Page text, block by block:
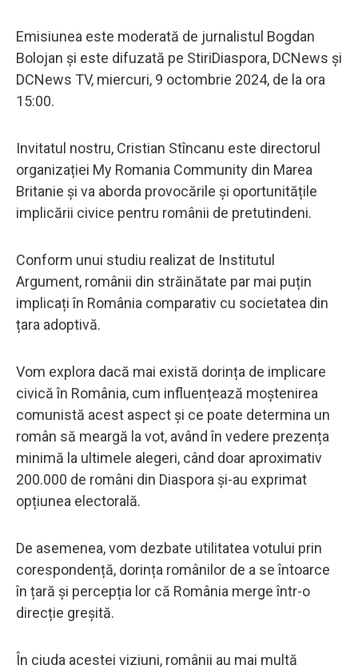
Emisiunea este moderată de jurnalistul Bogdan
Bolojan și este difuzată pe StiriDiaspora, DCNews și
DCNews TV, miercuri, 9 octombrie 2024, de la ora
15:00.
Invitatul nostru, Cristian Stîncanu este directorul
organizației My Romania Community din Marea
Britanie și va aborda provocările și oportunitățile
implicării civice pentru românii de pretutindeni.
Conform unui studiu realizat de Institutul
Argument, românii din străinătate par mai puțin
implicați în România comparativ cu societatea din
țara adoptivă.
Vom explora dacă mai există dorința de implicare
civică în România, cum influențează moștenirea
comunistă acest aspect și ce poate determina un
român să meargă la vot, având în vedere prezența
minimă la ultimele alegeri, când doar aproximativ
200.000 de români din Diaspora și-au exprimat
opțiunea electorală.
De asemenea, vom dezbate utilitatea votului prin
corespondență, dorința românilor de a se întoarce
în țară și percepția lor că România merge într-o
direcție greșită.
În ciuda acestei viziuni, românii au mai multă